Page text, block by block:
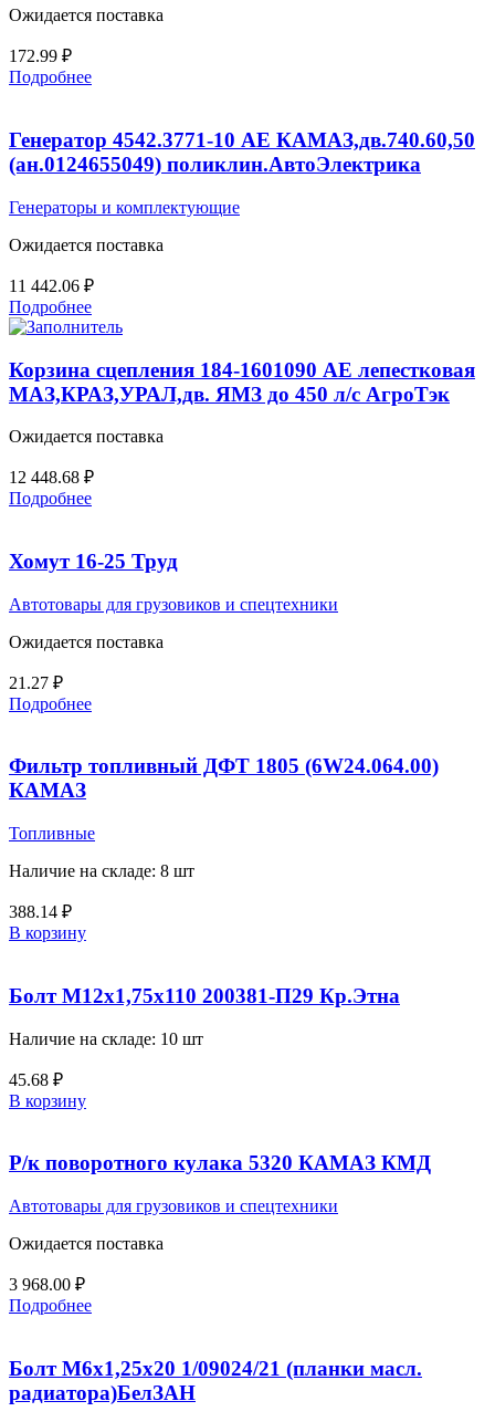
Ожидается поставка
172.99 ₽
Подробнее
Генератор 4542.3771-10 AE КАМАЗ,дв.740.60,50
(ан.0124655049) поликлин.АвтоЭлектрика
Генераторы и комплектующие
Ожидается поставка
11 442.06 ₽
Подробнее
Корзина сцепления 184-1601090 АЕ лепестковая
МАЗ,КРАЗ,УРАЛ,дв. ЯМЗ до 450 л/с АгроТэк
Ожидается поставка
12 448.68 ₽
Подробнее
Хомут 16-25 Труд
Автотовары для грузовиков и спецтехники
Ожидается поставка
21.27 ₽
Подробнее
Фильтр топливный ДФТ 1805 (6W24.064.00)
КАМАЗ
Топливные
Наличие на складе: 8 шт
388.14 ₽
В корзину
Болт М12х1,75х110 200381-П29 Кр.Этна
Наличие на складе: 10 шт
45.68 ₽
В корзину
Р/к поворотного кулака 5320 КАМАЗ КМД
Автотовары для грузовиков и спецтехники
Ожидается поставка
3 968.00 ₽
Подробнее
Болт М6х1,25х20 1/09024/21 (планки масл.
радиатора)БелЗАН